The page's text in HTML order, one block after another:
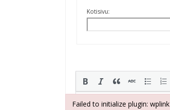
Kotisivu:
Failed to initialize plugin: wplink